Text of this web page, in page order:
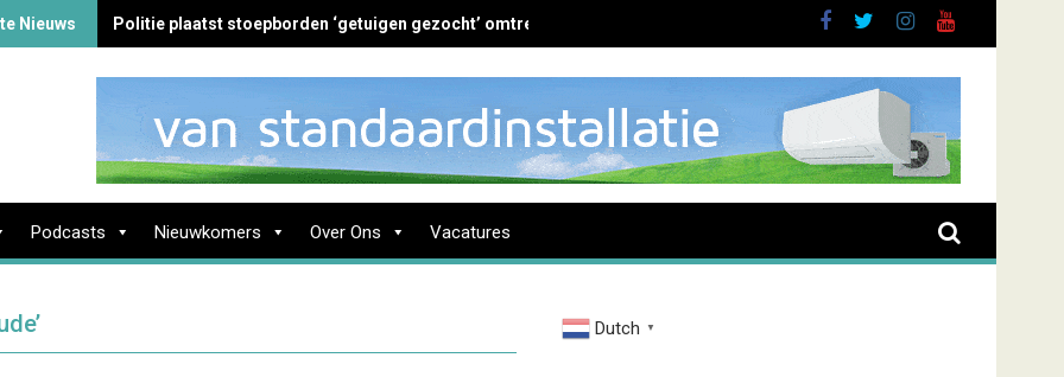
Nieuws Politie plaatst stoepborden ‘getuigen gezocht’ omtrent overval Elbastraat
Podcasts Nieuwkomers Over Ons Vacatures
Dutch ▼